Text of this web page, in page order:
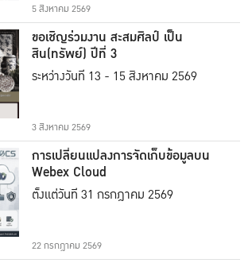
5 สิงหาคม 2569
ขอเชิญร่วมงาน สะสมศิลป์ เป็น
สิน(ทรัพย์) ปีที่ 3
ระหว่างวันที่ 13 - 15 สิงหาคม 2569
3 สิงหาคม 2569
การเปลี่ยนแปลงการจัดเก็บข้อมูลบน
Webex Cloud
ตั้งแต่วันที่ 31 กรกฎาคม 2569
22 กรกฎาคม 2569